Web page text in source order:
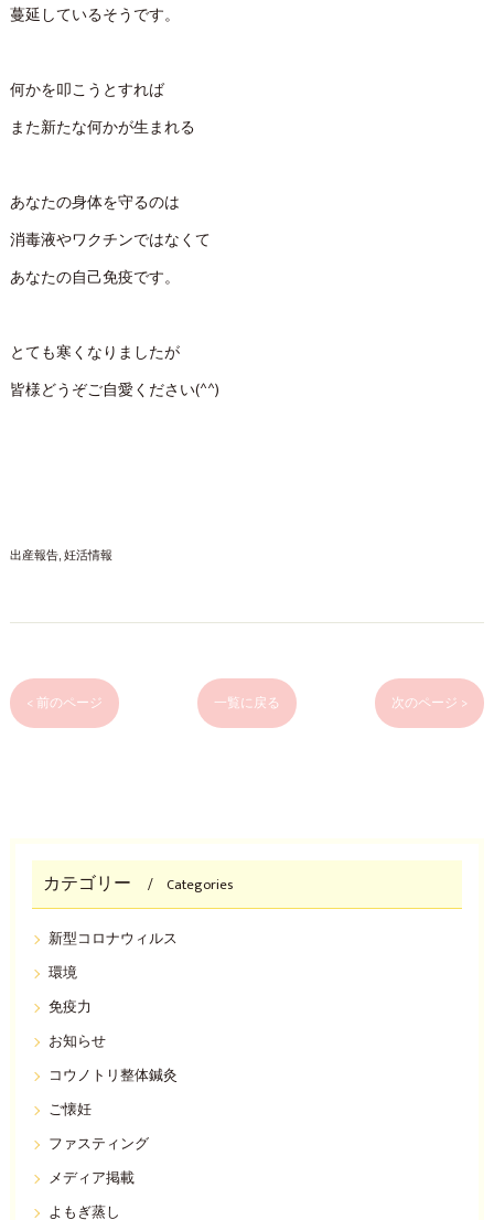
蔓延しているそうです。
何かを叩こうとすれば
また新たな何かが生まれる
あなたの身体を守るのは
消毒液やワクチンではなくて
あなたの自己免疫です。
とても寒くなりましたが
皆様どうぞご自愛ください(^^)
出産報告 妊活情報
< 前のページ 一覧に戻る 次のページ >
カテゴリー Categories
新型コロナウィルス
環境
免疫力
お知らせ
コウノトリ整体鍼灸
ご懐妊
ファスティング
メディア掲載
よもぎ蒸し